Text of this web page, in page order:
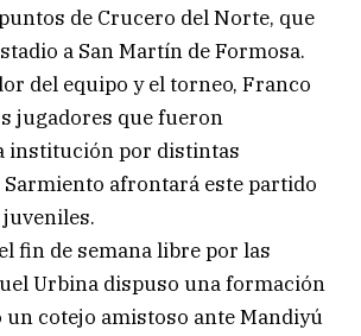
de Crucero del Norte, que
a San Martín de Formosa.
del equipo y el torneo, Franco
jugadores que fueron
institución por distintas
afrontará este partido
fin de semana libre por las
Urbina dispuso una formación
un cotejo amistoso ante Mandiyú